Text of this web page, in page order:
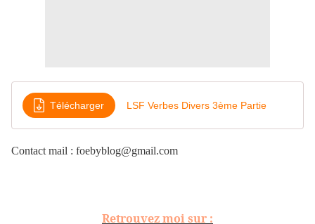
Télécharger LSF Verbes Divers 3ème Partie
Contact mail : foebyblog@gmail.com
Retrouvez moi sur :